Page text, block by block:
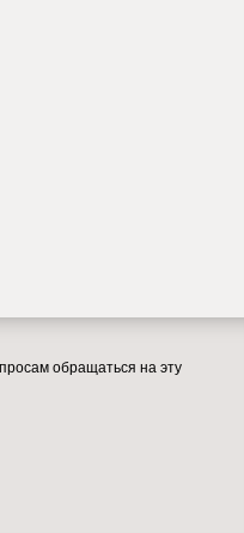
обращаться на эту